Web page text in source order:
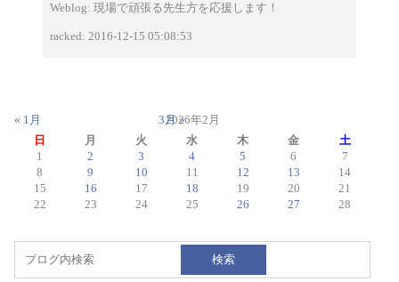
Weblog: 現場で頑張る先生方を応援します！
racked: 2016-12-15 05:08:53
2026年2月
日
月 火 水 木 金
土
1
2 3 4 5 6
7
8
9 10 11 12 13
14
15
16 17 18 19 20
21
22
23 24 25 26 27 28
« 1月 3月 »
検索